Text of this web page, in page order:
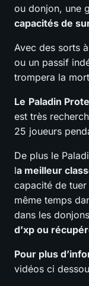
ou donjon, une
capacités de
Avec des sorts
ou un passif
trompera la
Le Paladin
est très
25 joueurs
De plus le
la meilleur
capacité de tuer
même temps
dans les
d’xp ou
Pour plus
vidéos ci